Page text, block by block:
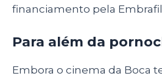
financiamento pela
Para além da
Embora o cinema da Boca